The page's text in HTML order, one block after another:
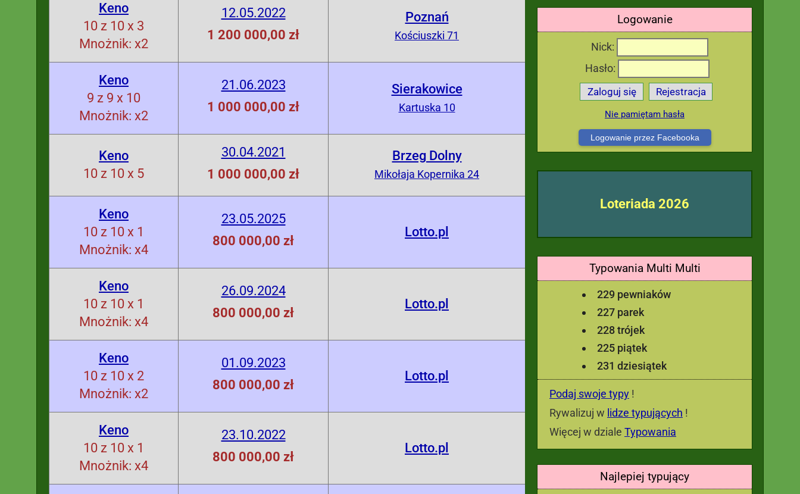
Logowanie
Nick:
Hasło:
Zaloguj się Rejestracja
Nie pamiętam hasła
Logowanie przez Facebooka
Loteriada 2026
Typowania Multi Multi
229 pewniaków
227 parek
228 trójek
225 piątek
231 dziesiątek
Podaj swoje typy !
Rywalizuj w lidze typujących !
Więcej w dziale Typowania
Najlepiej typujący
Keno
10 z 10 x 3
Mnożnik: x2
12.05.2022
1 200 000,00 zł
Poznań
Kościuszki 71
Keno
9 z 9 x 10
Mnożnik: x2
21.06.2023
1 000 000,00 zł
Sierakowice
Kartuska 10
Keno
10 z 10 x 5
30.04.2021
1 000 000,00 zł
Brzeg Dolny
Mikołaja Kopernika 24
Keno
10 z 10 x 1
Mnożnik: x4
23.05.2025
800 000,00 zł
Lotto.pl
Keno
10 z 10 x 1
Mnożnik: x4
26.09.2024
800 000,00 zł
Lotto.pl
Keno
10 z 10 x 2
Mnożnik: x2
01.09.2023
800 000,00 zł
Lotto.pl
Keno
10 z 10 x 1
Mnożnik: x4
23.10.2022
800 000,00 zł
Lotto.pl